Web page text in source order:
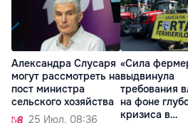
Александра Слусаря
могут рассмотреть на
пост министра
сельского хозяйства
25 Июл. 08:36
«Сила
выдвинула
требования
на фоне
кризиса в